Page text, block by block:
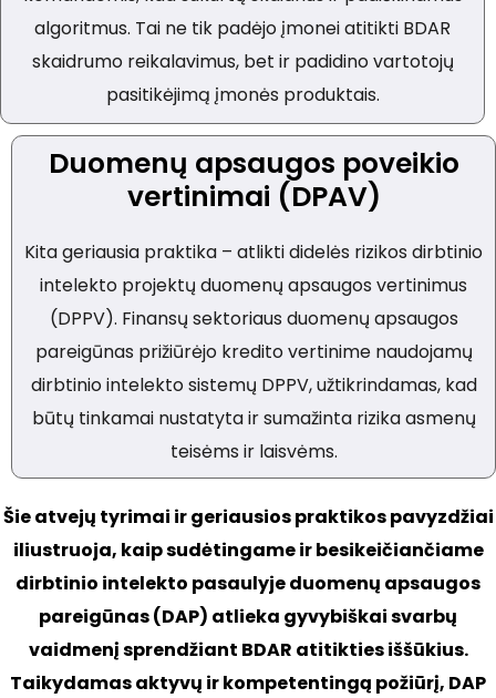
algoritmus. Tai ne tik padėjo įmonei atitikti BDAR
skaidrumo reikalavimus, bet ir padidino vartotojų
pasitikėjimą įmonės produktais.
Duomenų apsaugos poveikio
vertinimai (DPAV)
Kita geriausia praktika – atlikti didelės rizikos dirbtinio
intelekto projektų duomenų apsaugos vertinimus
(DPPV). Finansų sektoriaus duomenų apsaugos
pareigūnas prižiūrėjo kredito vertinime naudojamų
dirbtinio intelekto sistemų DPPV, užtikrindamas, kad
būtų tinkamai nustatyta ir sumažinta rizika asmenų
teisėms ir laisvėms.
Šie atvejų tyrimai ir geriausios praktikos pavyzdžiai
iliustruoja, kaip sudėtingame ir besikeičiančiame
dirbtinio intelekto pasaulyje duomenų apsaugos
pareigūnas (DAP) atlieka gyvybiškai svarbų
vaidmenį sprendžiant BDAR atitikties iššūkius.
Taikydamas aktyvų ir kompetentingą požiūrį, DAP